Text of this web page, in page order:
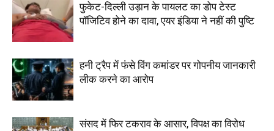
फुकेट-दिल्ली उड़ान के पायलट का डोप टेस्ट
पॉजिटिव होने का दावा, एयर इंडिया ने नहीं की पुष्टि
हनी ट्रैप में फंसे विंग कमांडर पर गोपनीय जानकारी
लीक करने का आरोप
संसद में फिर टकराव के आसार, विपक्ष का विरोध